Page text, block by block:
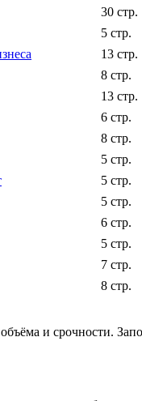
30 стр.
5 стр.
13 стр.
8 стр.
13 стр.
6 стр.
8 стр.
5 стр.
5 стр.
5 стр.
6 стр.
5 стр.
7 стр.
8 стр.
и срочности.